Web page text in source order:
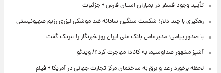
تأیید وجود فسفر در بمباران استان فارس + جزئیات
رهگیری با چند دلار؛ شکست سنگین سامانه ضد موشکی لیزری رژیم صهیونیستی
با صدور پیامی؛ مدیرعامل بانک ملی ایران روز خبرنگار را تبریک گفت
آشپز مشهور صداوسیما به کانادا مهاجرت کرد؟/ ویدئو
لحظه برخورد رعد و برق به ساختمان مرکز تجارت جهانی در آمریکا + فیلم